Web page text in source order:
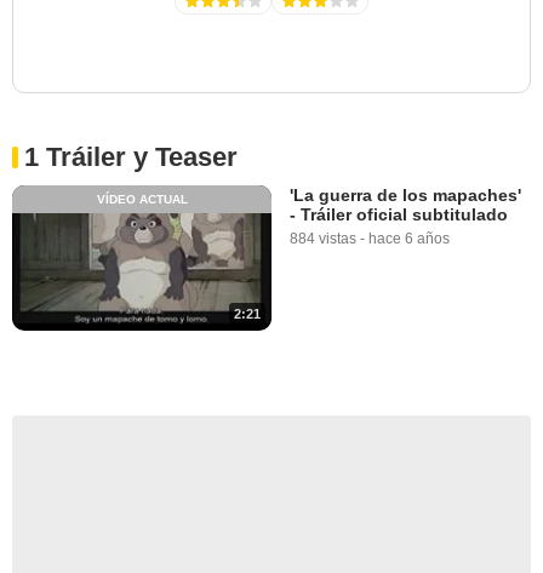
1 Tráiler y Teaser
2:21
VÍDEO ACTUAL
'La guerra de los mapaches'
- Tráiler oficial subtitulado
884 vistas - hace 6 años